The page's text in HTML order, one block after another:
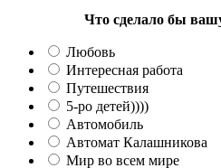
Что сделало бы
Любовь
Интересная работа
Путешествия
5-ро детей))))
Автомобиль
Автомат Калашникова
Мир во всем мире